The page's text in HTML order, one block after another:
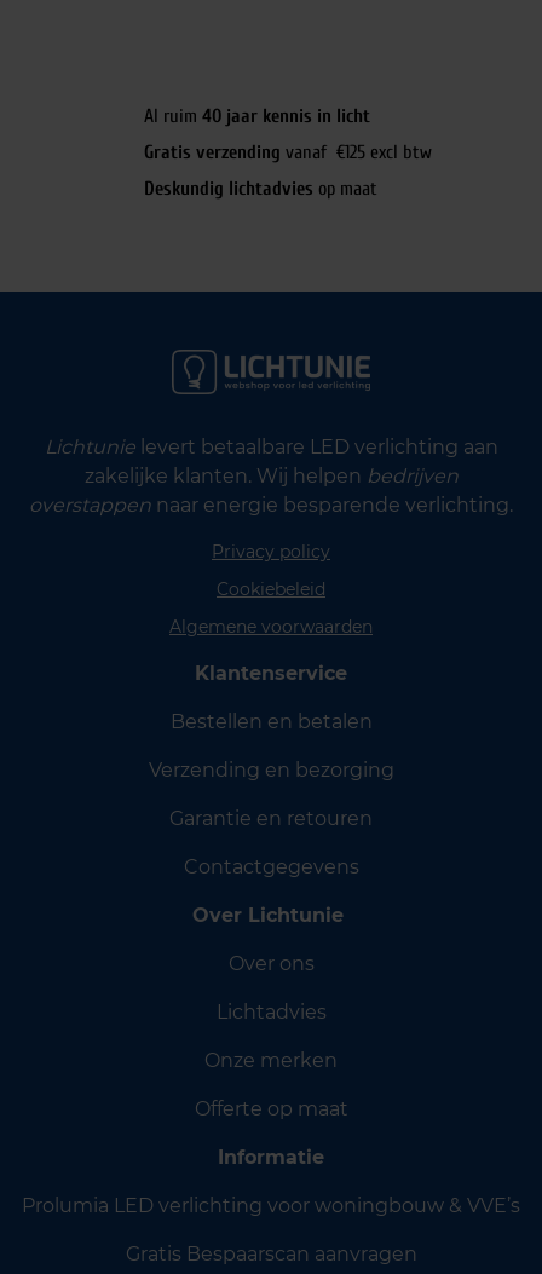
Al ruim 40 jaar kennis in licht
Gratis verzending vanaf €125 excl btw
Deskundig lichtadvies op maat
Lichtunielevert betaalbare LED verlichting aan
zakelijke klanten. Wij helpen bedrijven
overstappen naar energie besparende verlichting.
Privacy policy
Cookiebeleid
Algemene voorwaarden
Klantenservice
Bestellen en betalen
Verzending en bezorging
Garantie en retouren
Contactgegevens
Over Lichtunie
Over ons
Lichtadvies
Onze merken
Offerte op maat
Informatie
Prolumia LED verlichting voor woningbouw & VVE’s
Gratis Bespaarscan aanvragen